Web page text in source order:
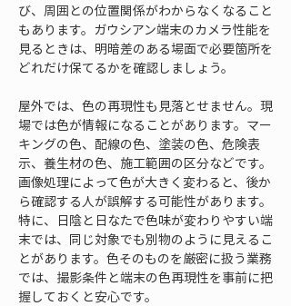
び、周囲との位置関係がわからなくなること
もあります。ガウシアン端末のカメラ性能を
見るときは、明暗差のある場面で必要箇所を
どれだけ保てるかを確認しましょう。
屋外では、色の再現性も見落とせません。現
場では色が情報になることがあります。マー
キングの色、配線の色、塗装の色、危険表
示、養生材の色、施工範囲の区分などです。
画像処理によって色が大きく変わると、後か
ら確認する人が誤解する可能性があります。
特に、日陰と日なたで色味が変わりやすい端
末では、同じ対象でも別物のように見えるこ
とがあります。色そのものを厳密に扱う業務
では、撮影条件と端末の色再現性を事前に把
握しておくと安心です。